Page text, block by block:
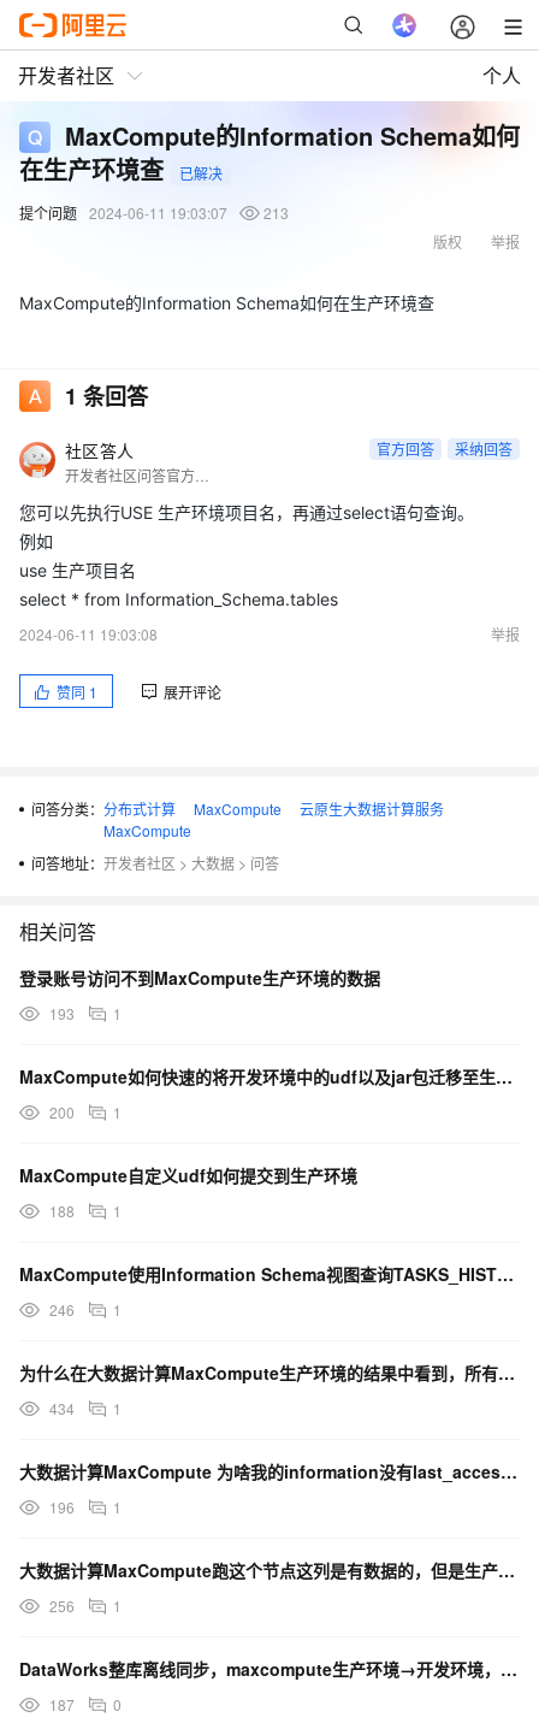
开发者社区 个人
MaxCompute的Information Schema如何
在生产环境查
已解决
提个问题 2024-06-11 19:03:07
213
举报
版权
MaxCompute的Information Schema如何在生产环境查
1 条回答
社区答人 官方回答 采纳回答
您可以先执行USE 生产环境项目名，再通过select语句查询。
例如
use 生产项目名
select * from Information_Schema.tables
2024-06-11 19:03:08
举报
赞同 1 展开评论
问答分类： 分布式计算 MaxCompute
云原生大数据计算服务
MaxCompute
问答地址： 开发者社区 > 大数据 > 问答
相关问答
登录账号访问不到MaxCompute生产环境的数据
193 1
MaxCompute如何快速的将开发环境中的udf以及jar包迁移至生产环境
200 1
MaxCompute自定义udf如何提交到生产环境
188 1
MaxCompute使用Information Schema视图查询TASKS_HISTORY...
246 1
为什么在大数据计算MaxCompute生产环境的结果中看到，所有的除零的结果都变成了NULL？
434 1
大数据计算MaxCompute 为啥我的information没有last_access字段呢？
196 1
大数据计算MaxCompute跑这个节点这列是有数据的，但是生产环境 这列又没有，怎么解决？
256 1
DataWorks整库离线同步，maxcompute生产环境→开发环境，怎么弄？
187 0